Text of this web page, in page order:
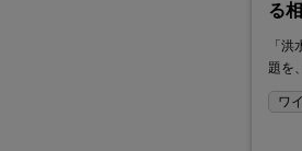
る
「
題を
ワ